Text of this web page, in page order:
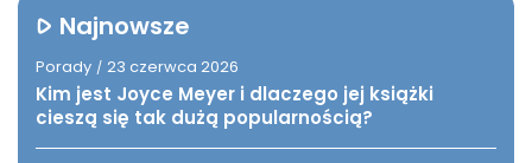
Najnowsze
Porady / 23 czerwca 2026
Kim jest Joyce Meyer i dlaczego jej książki
cieszą się tak dużą popularnością?